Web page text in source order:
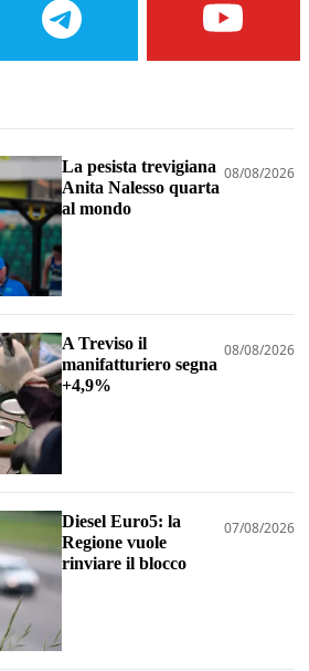
La pesista trevigiana
Anita Nalesso quarta
al mondo
08/08/2026
A Treviso il
manifatturiero segna
+4,9%
08/08/2026
Diesel Euro5: la
Regione vuole
rinviare il blocco
07/08/2026